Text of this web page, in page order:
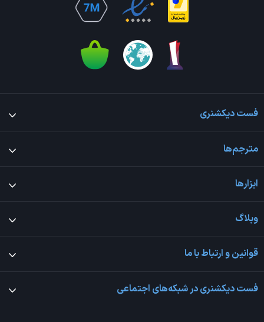
فست دیکشنری
مترجم‌ها
ابزارها
وبلاگ
قوانین و ارتباط با ما
فست دیکشنری در شبکه‌های اجتماعی